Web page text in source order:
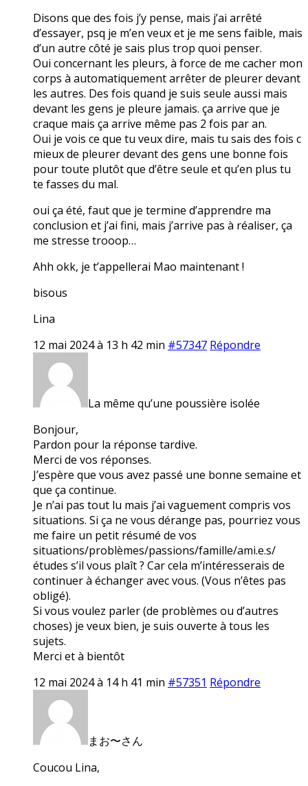
Disons que des fois j’y pense, mais j’ai arrêté
d’essayer, psq je m’en veux et je me sens faible, mais
d’un autre côté je sais plus trop quoi penser.
Oui concernant les pleurs, à force de me cacher mon
corps à automatiquement arrêter de pleurer devant
les autres. Des fois quand je suis seule aussi mais
devant les gens je pleure jamais. ça arrive que je
craque mais ça arrive même pas 2 fois par an.
Oui je vois ce que tu veux dire, mais tu sais des fois c
mieux de pleurer devant des gens une bonne fois
pour toute plutôt que d’être seule et qu’en plus tu
te fasses du mal.
oui ça été, faut que je termine d’apprendre ma
conclusion et j’ai fini, mais j’arrive pas à réaliser, ça
me stresse trooop…
Ahh okk, je t’appellerai Mao maintenant !
bisous
Lina
12 mai 2024 à 13 h 42 min #57347 Répondre
La même qu’une poussière isolée
Bonjour,
Pardon pour la réponse tardive.
Merci de vos réponses.
J’espère que vous avez passé une bonne semaine et
que ça continue.
Je n’ai pas tout lu mais j’ai vaguement compris vos
situations. Si ça ne vous dérange pas, pourriez vous
me faire un petit résumé de vos
situations/problèmes/passions/famille/ami.e.s/
études s’il vous plaît ? Car cela m’intéresserais de
continuer à échanger avec vous. (Vous n’êtes pas
obligé).
Si vous voulez parler (de problèmes ou d’autres
choses) je veux bien, je suis ouverte à tous les
sujets.
Merci et à bientôt
12 mai 2024 à 14 h 41 min #57351 Répondre
まお〜さん
Coucou Lina,